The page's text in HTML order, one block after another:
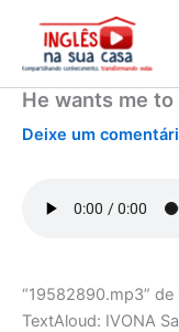
conteúdo
He wants me
Deixe um
“19582890.mp3”
TextAloud: IVONA